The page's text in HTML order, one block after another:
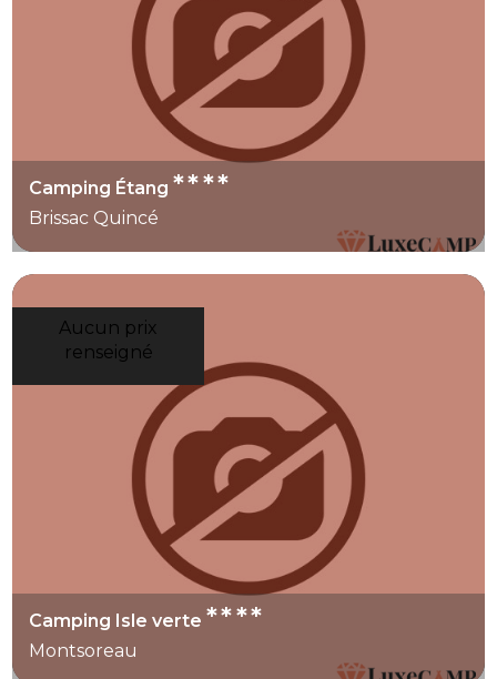
Camping Étang****
Brissac Quincé
Aucun prix
renseigné
Camping Isle verte****
Montsoreau